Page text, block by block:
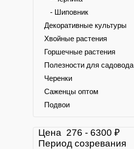
- Шиповник
Декоративные культуры
Хвойные растения
Горшечные растения
Полезности для садовода
Черенки
Саженцы оптом
Подвои
Цена 276 - 6300 ₽
Период созревания